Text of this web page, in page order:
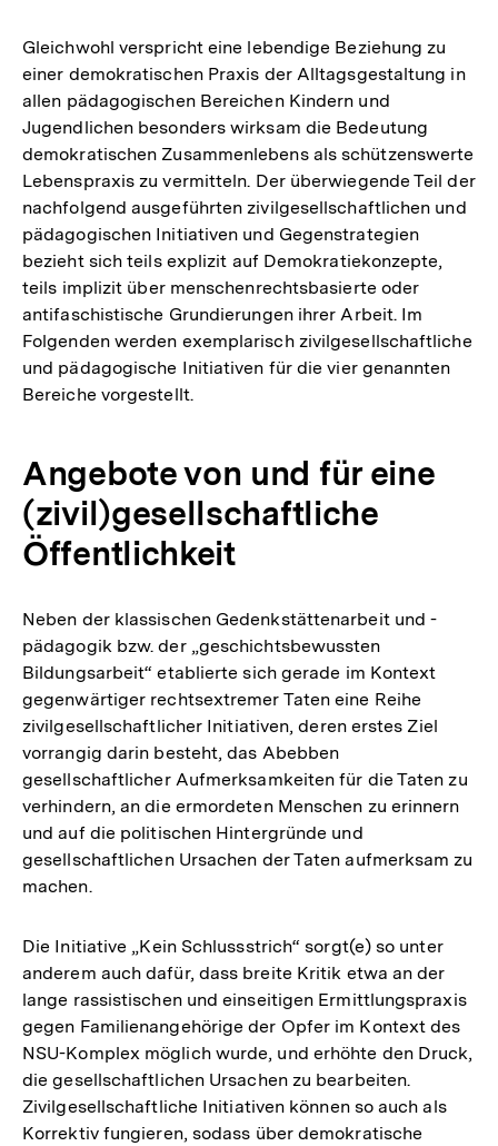
Gleichwohl verspricht eine lebendige Beziehung zu
einer demokratischen Praxis der Alltagsgestaltung in
allen pädagogischen Bereichen Kindern und
Jugendlichen besonders wirksam die Bedeutung
demokratischen Zusammenlebens als schützenswerte
Lebenspraxis zu vermitteln. Der überwiegende Teil der
nachfolgend ausgeführten zivilgesellschaftlichen und
pädagogischen Initiativen und Gegenstrategien
bezieht sich teils explizit auf Demokratiekonzepte,
teils implizit über menschenrechtsbasierte oder
antifaschistische Grundierungen ihrer Arbeit. Im
Folgenden werden exemplarisch zivilgesellschaftliche
und pädagogische Initiativen für die vier genannten
Bereiche vorgestellt.
Angebote von und für eine
(zivil)gesellschaftliche
Öffentlichkeit
Neben der klassischen Gedenkstättenarbeit und -
pädagogik bzw. der „geschichtsbewussten
Bildungsarbeit“ etablierte sich gerade im Kontext
gegenwärtiger rechtsextremer Taten eine Reihe
zivilgesellschaftlicher Initiativen, deren erstes Ziel
vorrangig darin besteht, das Abebben
gesellschaftlicher Aufmerksamkeiten für die Taten zu
verhindern, an die ermordeten Menschen zu erinnern
und auf die politischen Hintergründe und
gesellschaftlichen Ursachen der Taten aufmerksam zu
machen.
Die Initiative „Kein Schlussstrich“ sorgt(e) so unter
anderem auch dafür, dass breite Kritik etwa an der
lange rassistischen und einseitigen Ermittlungspraxis
gegen Familienangehörige der Opfer im Kontext des
NSU-Komplex möglich wurde, und erhöhte den Druck,
die gesellschaftlichen Ursachen zu bearbeiten.
Zivilgesellschaftliche Initiativen können so auch als
Korrektiv fungieren, sodass über demokratische